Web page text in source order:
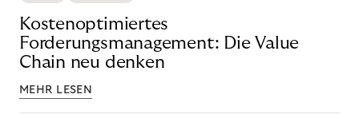
Kostenoptimiertes
Forderungsmanagement: Die Value
Chain neu denken
MEHR LESEN